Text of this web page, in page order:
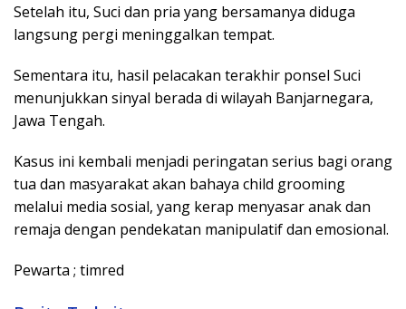
Setelah itu, Suci dan pria yang bersamanya diduga
langsung pergi meninggalkan tempat.
Sementara itu, hasil pelacakan terakhir ponsel Suci
menunjukkan sinyal berada di wilayah Banjarnegara,
Jawa Tengah.
Kasus ini kembali menjadi peringatan serius bagi orang
tua dan masyarakat akan bahaya child grooming
melalui media sosial, yang kerap menyasar anak dan
remaja dengan pendekatan manipulatif dan emosional.
Pewarta ; timred